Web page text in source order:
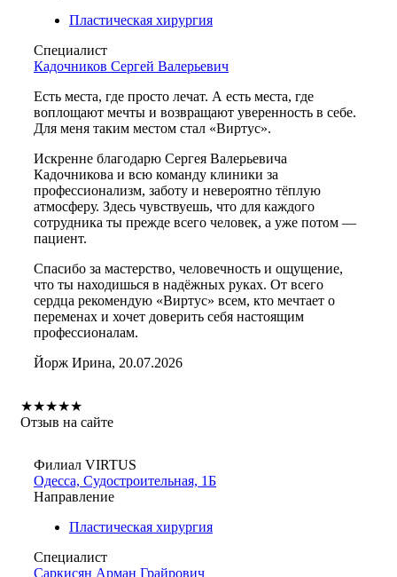
Пластическая хирургия
Специалист
Кадочников Сергей Валерьевич
Есть места, где просто лечат. А есть места, где
воплощают мечты и возвращают уверенность в себе.
Для меня таким местом стал «Виртус».
Искренне благодарю Сергея Валерьевича
Кадочникова и всю команду клиники за
профессионализм, заботу и невероятно тёплую
атмосферу. Здесь чувствуешь, что для каждого
сотрудника ты прежде всего человек, а уже потом —
пациент.
Спасибо за мастерство, человечность и ощущение,
что ты находишься в надёжных руках. От всего
сердца рекомендую «Виртус» всем, кто мечтает о
переменах и хочет доверить себя настоящим
профессионалам.
Йорж Ирина, 20.07.2026
★★★★★
Отзыв на сайте
Филиал VIRTUS
Одесса, Судостроительная, 1Б
Направление
Пластическая хирургия
Специалист
Саркисян Арман Грайрович